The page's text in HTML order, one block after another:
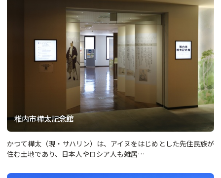
稚内市樺太記念館
かつて樺太（現・サハリン）は、アイヌをはじめとした先住民族が
住む土地であり、日本人やロシア人も雑居…